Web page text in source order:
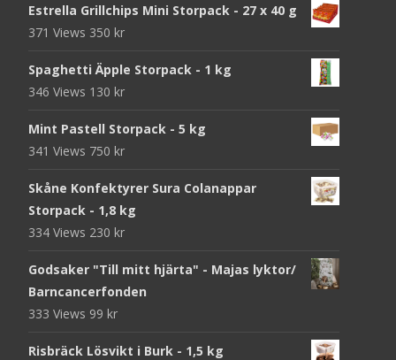
Estrella Grillchips Mini Storpack - 27 x 40 g
371 Views 350 kr
Spaghetti Äpple Storpack - 1 kg
346 Views 130 kr
Mint Pastell Storpack - 5 kg
341 Views 750 kr
Skåne Konfektyrer Sura Colanappar
Storpack - 1,8 kg
334 Views 230 kr
Godsaker "Till mitt hjärta" - Majas lyktor/
Barncancerfonden
333 Views 99 kr
Risbräck Lösvikt i Burk - 1,5 kg